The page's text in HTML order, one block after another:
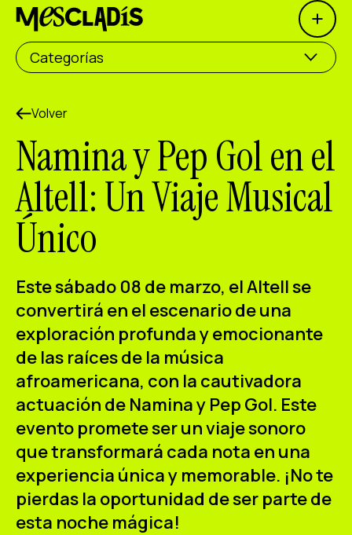
Open
Productora social
Productora de experiencias
Productora de empleo
Productora de conocimiento
Productora cultural
Agenda
Blog
Contacto
FacebookInstagramYoutubeTwitter/X
ES CA EN
Categorías
Volver
Namina y Pep Gol en el
Altell: Un Viaje Musical
Único
Este sábado 08 de marzo, el Altell se
convertirá en el escenario de una
exploración profunda y emocionante
de las raíces de la música
afroamericana, con la cautivadora
actuación de Namina y Pep Gol. Este
evento promete ser un viaje sonoro
que transformará cada nota en una
experiencia única y memorable. ¡No te
pierdas la oportunidad de ser parte de
esta noche mágica!